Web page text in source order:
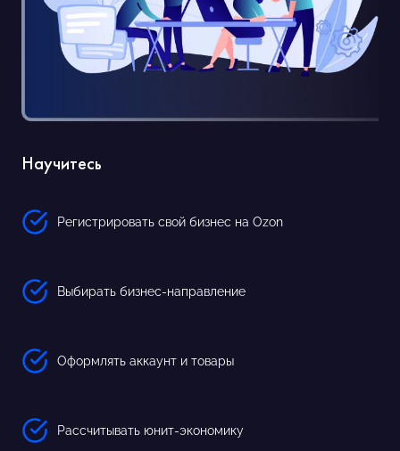
Научитесь
Регистрировать свой бизнес на Ozon
Выбирать бизнес-направление
Оформлять аккаунт и товары
Рассчитывать юнит-экономику